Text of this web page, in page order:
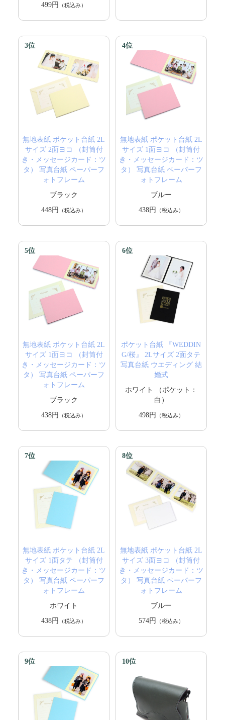
499円
（税込み）
3位
無地表紙 ポケット台紙 2L
サイズ 2面ヨコ （封筒付
き・メッセージカード：ツ
タ） 写真台紙 ペーパーフ
ォトフレーム
ブラック
448円
（税込み）
4位
無地表紙 ポケット台紙 2L
サイズ 1面ヨコ （封筒付
き・メッセージカード：ツ
タ） 写真台紙 ペーパーフ
ォトフレーム
ブルー
438円
（税込み）
5位
無地表紙 ポケット台紙 2L
サイズ 1面ヨコ （封筒付
き・メッセージカード：ツ
タ） 写真台紙 ペーパーフ
ォトフレーム
ブラック
438円
（税込み）
6位
ポケット台紙 『WEDDIN
G/桜』 2Lサイズ 2面タテ
写真台紙 ウエディング 結
婚式
ホワイト （ポケット：
白）
498円
（税込み）
7位
無地表紙 ポケット台紙 2L
サイズ 1面タテ （封筒付
き・メッセージカード：ツ
タ） 写真台紙 ペーパーフ
ォトフレーム
ホワイト
438円
（税込み）
8位
無地表紙 ポケット台紙 2L
サイズ 3面ヨコ （封筒付
き・メッセージカード：ツ
タ） 写真台紙 ペーパーフ
ォトフレーム
ブルー
574円
（税込み）
9位 10位